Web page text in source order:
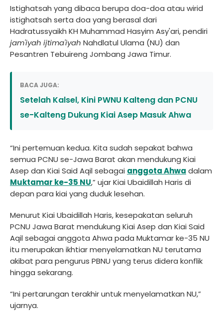
Istighatsah yang dibaca berupa doa-doa atau wirid
istighatsah serta doa yang berasal dari
Hadratussyaikh KH Muhammad Hasyim Asy'ari, pendiri
jam'iyah ijtima'iyah Nahdlatul Ulama (NU) dan
Pesantren Tebuireng Jombang Jawa Timur.
BACA JUGA:
Setelah Kalsel, Kini PWNU Kalteng dan PCNU
se-Kalteng Dukung Kiai Asep Masuk Ahwa
“Ini pertemuan kedua. Kita sudah sepakat bahwa
semua PCNU se-Jawa Barat akan mendukung Kiai
Asep dan Kiai Said Aqil sebagai anggota Ahwa dalam
Muktamar ke-35 NU,” ujar Kiai Ubaidillah Haris di
depan para kiai yang duduk lesehan.
Menurut Kiai Ubaidillah Haris, kesepakatan seluruh
PCNU Jawa Barat mendukung Kiai Asep dan Kiai Said
Aqil sebagai anggota Ahwa pada Muktamar ke-35 NU
itu merupakan ikhtiar menyelamatkan NU terutama
akibat para pengurus PBNU yang terus didera konflik
hingga sekarang.
“Ini pertarungan terakhir untuk menyelamatkan NU,”
ujarnya.